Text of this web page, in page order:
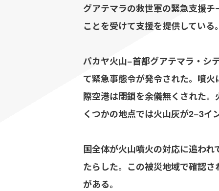
グアテマラの救世軍の緊急支援
ことを受けて支援を提供している
パカヤ火山−首都グアテマラ・シ
て緊急事態令が発令された。噴
際空港は閉鎖を余儀無くされた
くつかの地点では火山灰が2−3イ
国全体が火山噴火の対応に追わ
たらした。この被災地域で確認
がある。